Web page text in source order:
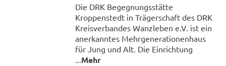
Die DRK Begegnungsstätte
Kroppenstedt in Trägerschaft des DRK
Kreisverbandes Wanzleben e.V. ist ein
anerkanntes Mehrgenerationenhaus
für Jung und Alt. Die Einrichtung
...Mehr